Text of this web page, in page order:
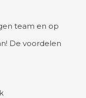
team en op
De voordelen